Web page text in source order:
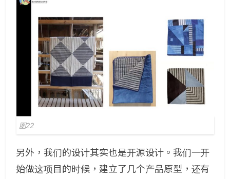
图22
另外，我们的设计其实也是开源设计。我们一开
始做这项目的时候，建立了几个产品原型，还有